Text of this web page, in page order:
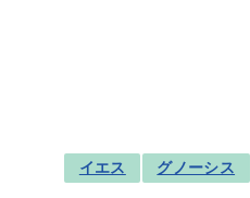
イエス グノーシス